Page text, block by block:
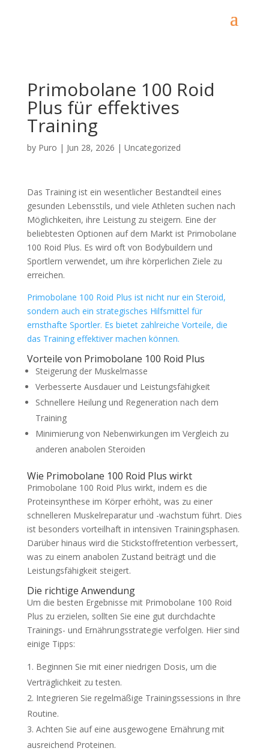
Primobolane 100 Roid
Plus für effektives
Training
by Puro | Jun 28, 2026 | Uncategorized
Das Training ist ein wesentlicher Bestandteil eines
gesunden Lebensstils, und viele Athleten suchen nach
Möglichkeiten, ihre Leistung zu steigern. Eine der
beliebtesten Optionen auf dem Markt ist Primobolane
100 Roid Plus. Es wird oft von Bodybuildern und
Sportlern verwendet, um ihre körperlichen Ziele zu
erreichen.
Primobolane 100 Roid Plus ist nicht nur ein Steroid,
sondern auch ein strategisches Hilfsmittel für
ernsthafte Sportler. Es bietet zahlreiche Vorteile, die
das Training effektiver machen können.
Vorteile von Primobolane 100 Roid Plus
Steigerung der Muskelmasse
Verbesserte Ausdauer und Leistungsfähigkeit
Schnellere Heilung und Regeneration nach dem
Training
Minimierung von Nebenwirkungen im Vergleich zu
anderen anabolen Steroiden
Wie Primobolane 100 Roid Plus wirkt
Primobolane 100 Roid Plus wirkt, indem es die
Proteinsynthese im Körper erhöht, was zu einer
schnelleren Muskelreparatur und -wachstum führt. Dies
ist besonders vorteilhaft in intensiven Trainingsphasen.
Darüber hinaus wird die Stickstoffretention verbessert,
was zu einem anabolen Zustand beiträgt und die
Leistungsfähigkeit steigert.
Die richtige Anwendung
Um die besten Ergebnisse mit Primobolane 100 Roid
Plus zu erzielen, sollten Sie eine gut durchdachte
Trainings- und Ernährungsstrategie verfolgen. Hier sind
einige Tipps:
Beginnen Sie mit einer niedrigen Dosis, um die
Verträglichkeit zu testen.
Integrieren Sie regelmäßige Trainingssessions in Ihre
Routine.
Achten Sie auf eine ausgewogene Ernährung mit
ausreichend Proteinen.